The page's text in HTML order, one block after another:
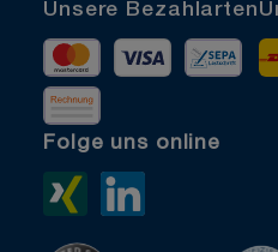
Unsere Bezahlarten
MastercardVisa
Rechnung
Folge uns online
Xing>